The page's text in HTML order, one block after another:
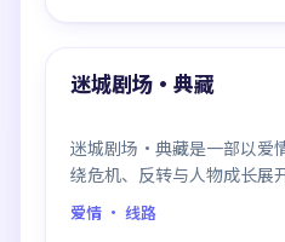
最新
迷城剧场·典藏
迷城剧场·典藏是一部以爱
绕危机、反转与人物成长展
推荐观看。
爱情 · 线路